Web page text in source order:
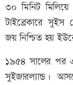
৩০ মিনিট
টাইব্রেকারে সুইস
জয় নিশ্চিত হয়
১৯৫৪ সালের পর এ
সুইজারল্যান্ড।